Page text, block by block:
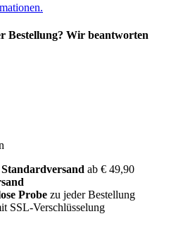
Bestellung? Wir beantworten
ab € 49,90
Probe zu jeder Bestellung
SSL-Verschlüsselung